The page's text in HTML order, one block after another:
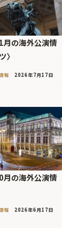
月の海外公演情
〉
報 2026年7月17日
月の海外公演情
報 2026年6月17日